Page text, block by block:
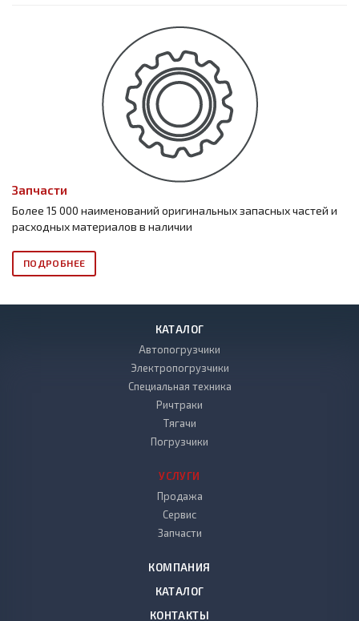
Запчасти
Более 15 000 наименований оригинальных запасных частей и
расходных материалов в наличии
ПОДРОБНЕЕ
КАТАЛОГ
Автопогрузчики
Электропогрузчики
Специальная техника
Ричтраки
Тягачи
Погрузчики
УСЛУГИ
Продажа
Сервис
Запчасти
КОМПАНИЯ
КАТАЛОГ
КОНТАКТЫ